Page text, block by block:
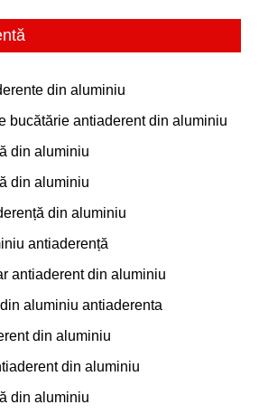
din aluminiu
bucătărie antiaderent din aluminiu
din aluminiu
din aluminiu
din aluminiu
antiaderență
antiaderent din aluminiu
aluminiu antiaderenta
din aluminiu
din aluminiu
din aluminiu